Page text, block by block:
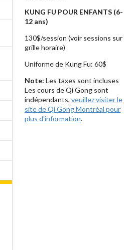
KUNG FU POUR ENFANTS (6-
12 ans)
130$/session (voir sessions sur
grille horaire)
Uniforme de Kung Fu: 60$
Note: Les taxes sont incluses
Les cours de Qi Gong sont
indépendants, veuillez visiter le
site de Qi Gong Montréal pour
plus d'information.